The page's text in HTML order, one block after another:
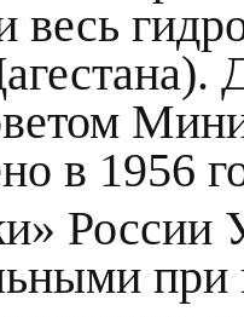
весь
в 1956
России